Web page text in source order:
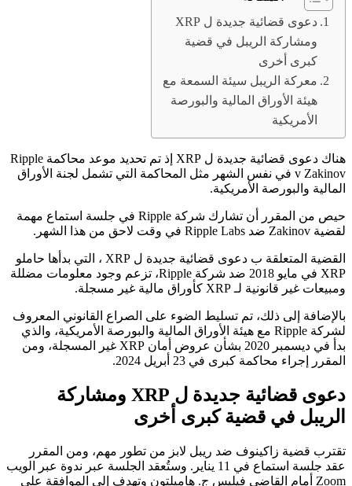
دعوى قضائية جديدة ل XRP
ومشاركة الريبل في قضية
كبرى أخرى
معركة الريبل سيئة السمعة مع
هيئة الأوراق المالية والبورصة
الأمريكية
هناك دعوى قضائية جديدة ل XRP إذ تم تحديد موعد محاكمة Ripple
v Zakinov في نفس الشهر مثل المحاكمة التي تشمل لجنة الأوراق
المالية والبورصة الأمريكية.
حيص من المقرر أن تشارك شركة Ripple في جلسة استماع مهمة
لقضية Zakinov ضد Ripple Labs في وقت لاحق من هذا الشهر.
القضية المتعلقة ب دعوى قضائية جديدة ل XRP ، التي بدأها حاملو
XRP في مايو 2018 ضد شركة Ripple، تزعم وجود معلومات مضللة
ومبيعات غير قانونية لـ XRP كأوراق مالية غير مسجلة.
بالإضافة إلى ذلك، تم تسليط الضوء على الصراع القانوني المعروف
لشركة Ripple مع هيئة الأوراق المالية والبورصة الأمريكية، والذي
بدأ في ديسمبر 2020 بشأن عروض أمان XRP غير المسجلة، ومن
المقرر إجراء محاكمة كبرى في 23 أبريل 2024.
دعوى قضائية جديدة ل XRP ومشاركة
الريبل في قضية كبرى أخرى
تقترب قضية زاكينوف ضد ريبل لابز من تطور مهم، ومن المقرر
عقد جلسة استماع في 11 يناير. وستُعقد الجلسة عبر ندوة عبر الويب
Zoom أمام القاضي فيليس ج. هاميلتون وتهدف إلى الموافقة على